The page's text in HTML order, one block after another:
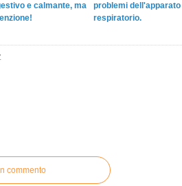
e calmante, ma
problemi dell'apparato
respiratorio.
commento